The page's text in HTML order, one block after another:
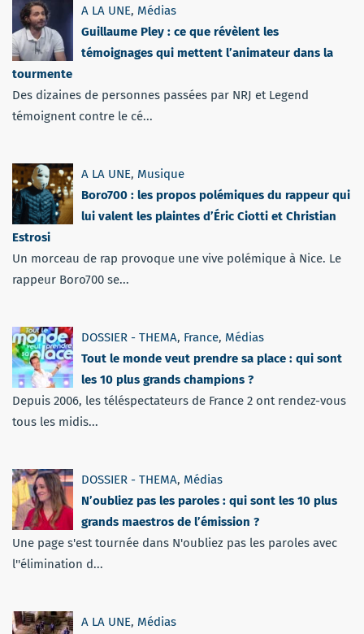
A LA UNE, Médias
Guillaume Pley : ce que révèlent les
témoignages qui mettent l’animateur dans la
tourmente
Des dizaines de personnes passées par NRJ et Legend
témoignent contre le cé...
A LA UNE, Musique
Boro700 : les propos polémiques du rappeur qui
lui valent les plaintes d’Éric Ciotti et Christian
Estrosi
Un morceau de rap provoque une vive polémique à Nice. Le
rappeur Boro700 se...
DOSSIER - THEMA, France, Médias
Tout le monde veut prendre sa place : qui sont
les 10 plus grands champions ?
Depuis 2006, les téléspectateurs de France 2 ont rendez-vous
tous les midis...
DOSSIER - THEMA, Médias
N’oubliez pas les paroles : qui sont les 10 plus
grands maestros de l’émission ?
Une page s'est tournée dans N'oubliez pas les paroles avec
l''élimination d...
A LA UNE, Médias